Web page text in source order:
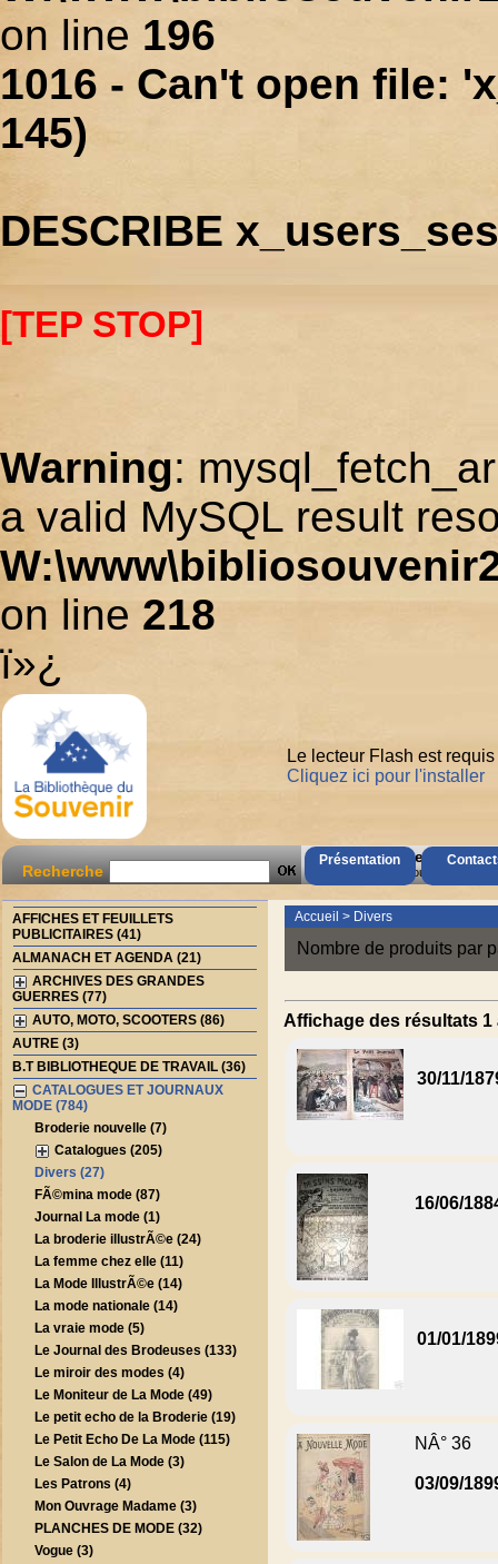
on line 196
1016 - Can't open file:
145)
DESCRIBE
[TEP STOP]
Warning:
a valid MySQL result
on line 218
ï»¿
Présentation
Le lecteur Flash est
Cliquez ici pour l'installer
Recherche
AccÃ¨s Client
Mot de passe oubliÃ© ?
AFFICHES ET FEUILLETS
PUBLICITAIRES (41)
ALMANACH ET AGENDA (21)
ARCHIVES DES GRANDES
GUERRES (77)
AUTO, MOTO, SCOOTERS (86)
AUTRE (3)
B.T BIBLIOTHEQUE DE TRAVAIL (36)
CATALOGUES ET JOURNAUX
MODE (784)
Broderie nouvelle (7)
Catalogues (205)
Divers (27)
FÃ©mina mode (87)
Journal La mode (1)
La broderie illustrÃ©e (24)
La femme chez elle (11)
La Mode IllustrÃ©e (14)
La mode nationale (14)
La vraie mode (5)
Le Journal des Brodeuses (133)
Le miroir des modes (4)
Le Moniteur de La Mode (49)
Le petit echo de la Broderie (19)
Le Petit Echo De La Mode (115)
Le Salon de La Mode (3)
Les Patrons (4)
Mon Ouvrage Madame (3)
PLANCHES DE MODE (32)
Vogue (3)
Accueil > Divers
Nombre de produits par
Affichage des résultats 1
30/11/
16/06/
01/01/
NÂ° 36
03/09/